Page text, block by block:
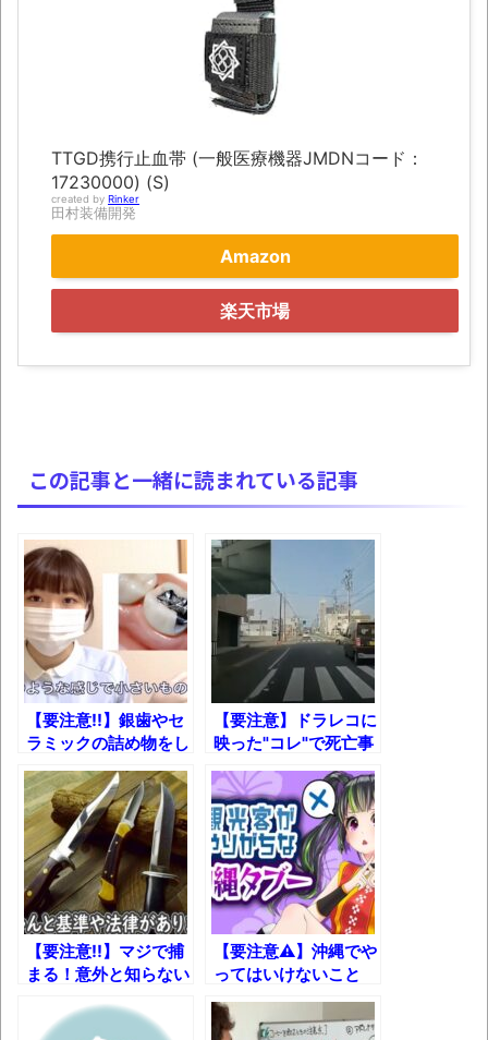
お前らの身体の悩み教えてくれ
『FF15』が発売10周年！ノクティスフィギ
ュアなどが当たる記念くじが登場です
みんななんだかんだ言ってお金持ってんじ
ゃん
「アメリカのヤンキーがアジア人にケンカ
を売った結果ｗｗｗ」 ほか
【読書感想】山野辺太郎『いつか深い穴に
映画ちいかわ観に行ったので感想を書きま
独学で挑んだ2026年二級建築士学科試験結
果速報（仮）
体験談：仕事で同じビルの中に入っている
グループ会社の嫁子 [ほのぼの]
葉月つばさちゃん、昔から見てるんだけど
かなりお姉さんになったね
壊れたエアコンと歌えないボク
バージョンアップ情報更新 AOMEI
Backupper Standard 8.3.0 などバージョンア
ップ
高嶋ちさ子、ダウン症の姉が暴行事件！事
件の一部始終と衝撃の結末
【呆然】北海道旅行ワイ「ウニイクラ丼特
盛で食うぞ！！！うおおおおおおお
お！！！！！」→結
果･････････････････････････････
【動画】カニ、ちょっかい出してきた陰に
TTGD携行止血帯 (一般医療機器JMDNコード：
17230000) (S)
created by Rinker
田村装備開発
Amazon
楽天市場
この記事と一緒に読まれている記事
【要注意!!】銀歯やセ
ラミックの詰め物をし
【要注意】ドラレコに
映った"コレ"で死亡事
【要注意!!】マジで捕
まる！意外と知らない
の落し穴！【全キャン
【要注意⚠】沖縄でや
ってはいけないこと